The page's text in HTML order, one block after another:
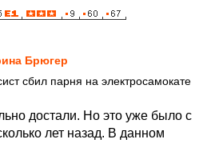
Брюгер
сбил парня на электросамокате
достали. Но это уже было с
лет назад. В данном